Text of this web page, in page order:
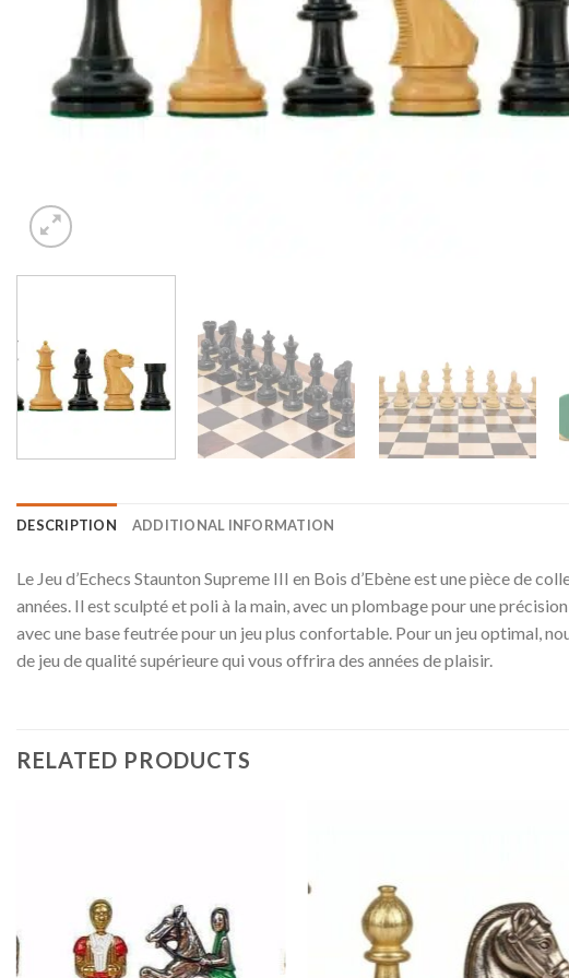
DESCRIPTION ADDITIONAL INFORMATION
Le Jeu d’Echecs Staunton Supreme III en Bois d’Ebène est une pièce de
années. Il est sculpté et poli à la main, avec un plombage pour une
avec une base feutrée pour un jeu plus confortable. Pour un jeu optimal,
de jeu de qualité supérieure qui vous offrira des années de plaisir.
RELATED PRODUCTS